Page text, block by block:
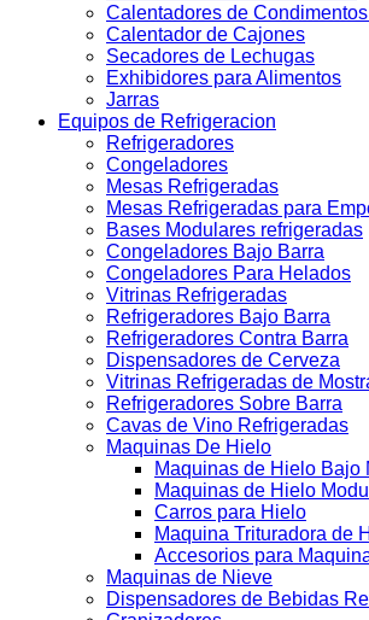
Calentadores de
Calentador de Cajones
Secadores de Lechugas
Exhibidores para Alimentos
Jarras
Equipos de Refrigeracion
Refrigeradores
Congeladores
Mesas Refrigeradas
Mesas Refrigeradas para
Bases Modulares refrigeradas
Congeladores Bajo Barra
Congeladores Para Helados
Vitrinas Refrigeradas
Refrigeradores Bajo Barra
Refrigeradores Contra Barra
Dispensadores de Cerveza
Vitrinas Refrigeradas de
Refrigeradores Sobre Barra
Cavas de Vino Refrigeradas
Maquinas De Hielo
Maquinas de Hielo Bajo
Maquinas de Hielo
Carros para Hielo
Maquina Trituradora de
Accesorios para
Maquinas de Nieve
Dispensadores de Bebidas